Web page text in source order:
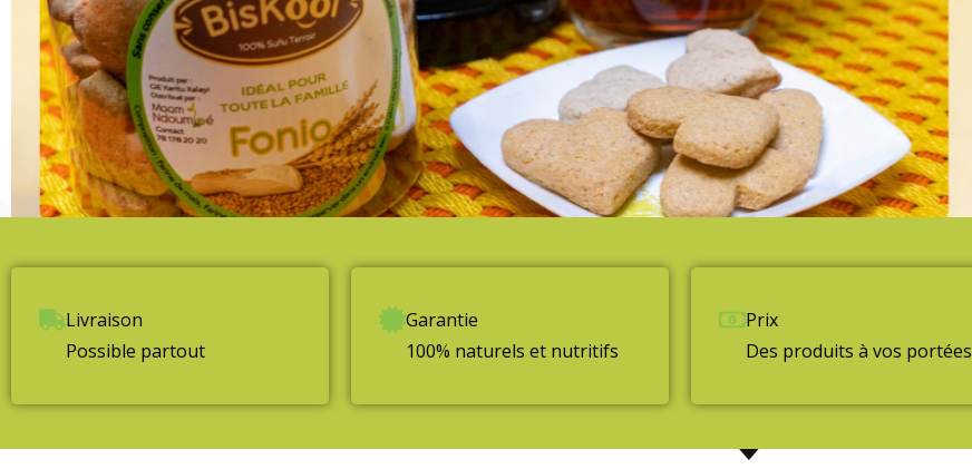
Livraison
Possible partout
Garantie
100% naturels et nutritifs
Prix
Des produits à vos portées